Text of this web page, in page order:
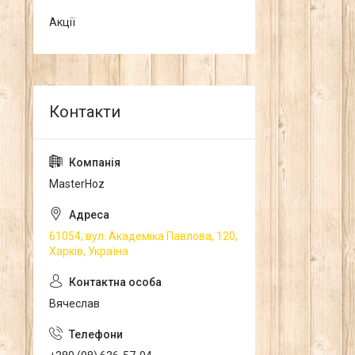
Акції
MasterHoz
61054, вул. Академіка Павлова, 120,
Харків, Україна
Вячеслав